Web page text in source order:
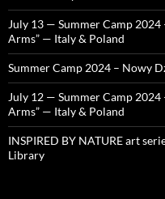
July 13 — Summer Camp
Arms” — Italy & Poland
Summer Camp 2024 – Nowy
July 12 — Summer Camp
Arms” — Italy & Poland
INSPIRED BY NATURE art
Library